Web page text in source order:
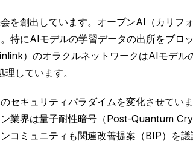
を創出しています。オープンAI（カリ
特にAIモデルの学習データの出所をブ
）のオラクルネットワークはAIモデ
しています。
セキュリティパラダイムを変化させて
業界は量子耐性暗号（Post-Quantum
コミュニティも関連改善提案（BIP）を